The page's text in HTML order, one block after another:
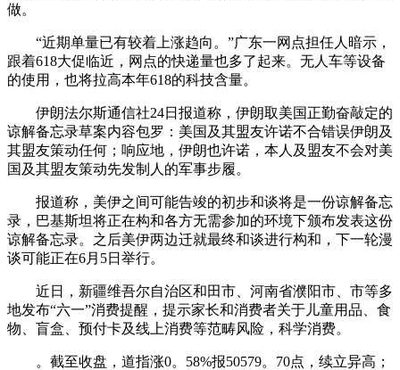
做。
“近期单量已有较着上涨趋向。”广东一网点担任人暗示，
跟着618大促临近，网点的快递量也多了起来。无人车等设备
的使用，也将拉高本年618的科技含量。
伊朗法尔斯通信社24日报道称，伊朗取美国正勤奋敲定的
谅解备忘录草案内容包罗：美国及其盟友许诺不合错误伊朗及
其盟友策动任何；响应地，伊朗也许诺，本人及盟友不会对美
国及其盟友策动先发制人的军事步履。
报道称，美伊之间可能告竣的初步和谈将是一份谅解备忘
录，巴基斯坦将正在构和各方无需参加的环境下颁布发表这份
谅解备忘录。之后美伊两边迁就最终和谈进行构和，下一轮漫
谈可能正在6月5日举行。
近日，新疆维吾尔自治区和田市、河南省濮阳市、市等多
地发布“六一”消费提醒，提示家长和消费者关于儿童用品、食
物、盲盒、预付卡及线上消费等范畴风险，科学消费。
。截至收盘，道指涨0。58%报50579。70点，续立异高；